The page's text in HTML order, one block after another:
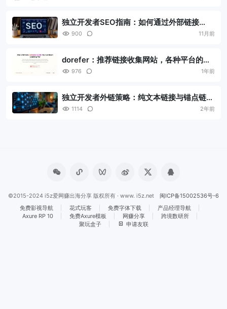
独立开发者SEO指南：如何通过外部链接
（Backlinks）提升网站权威性与搜索排名？
900 11月前
dorefer：推荐链接收集网站，各种平台的邀
请连接工具站
976 1年前
独立开发者外链策略：纯文本链接与锚点链接
的优劣对比及区别解析
1114 2年前
©2015-2024 i5z爱网赚出海分享 版权所有 · www. i5z.net 闽ICP备15002536号-6
免费影视导航
花式玩客 免费字体下载
产品经理导航
Axure RP 10
免费Axure模板 网赚分享
跨境数研所
聚玩盒子
申请友联